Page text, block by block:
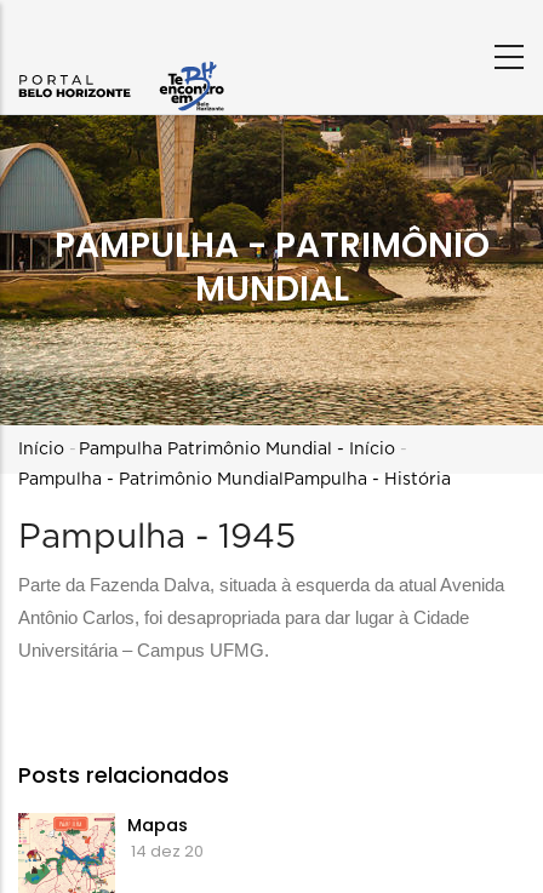
PAMPULHA - PATRIMÔNIO
MUNDIAL
Trilha
navegação
Início - Pampulha Patrimônio Mundial - Início -
Pampulha - Patrimônio Mundial Pampulha - História
Pampulha - 1945
Descritivo
Parte da Fazenda Dalva, situada à esquerda da atual Avenida
Antônio Carlos, foi desapropriada para dar lugar à Cidade
Universitária – Campus UFMG.
Posts relacionados
Mapas
14 dez 20